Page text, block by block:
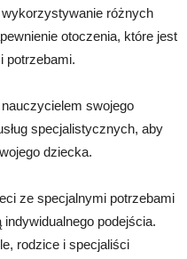
różnych
otoczenia, które jest
potrzebami.
swojego
specjalistycznych, aby
dziecka.
ze specjalnymi potrzebami
podejścia.
rodzice i specjaliści